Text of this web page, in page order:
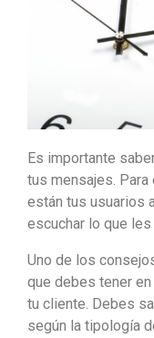
Es importante
tus mensajes.
están tus usuarios
escuchar lo que
Uno de los
que debes tener
tu cliente. Debes
según la tipología